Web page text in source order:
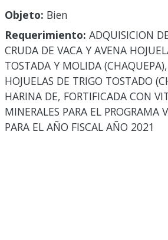
Objeto: Bien
Requerimiento: ADQUISICION
CRUDA DE VACA Y AVENA
TOSTADA Y MOLIDA
HOJUELAS DE TRIGO TOSTADO
HARINA DE, FORTIFICADA CON
MINERALES PARA EL PROGRAMA
PARA EL AÑO FISCAL AÑO 2021